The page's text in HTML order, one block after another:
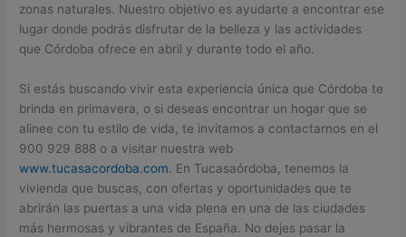
zonas naturales. Nuestro objetivo es ayudarte a encontrar ese
lugar donde podrás disfrutar de la belleza y las actividades
que Córdoba ofrece en abril y durante todo el año.
Si estás buscando vivir esta experiencia única que Córdoba te
brinda en primavera, o si deseas encontrar un hogar que se
alinee con tu estilo de vida, te invitamos a contactarnos en el
900 929 888 o a visitar nuestra web
www.tucasacordoba.com. En Tucasaórdoba, tenemos la
vivienda que buscas, con ofertas y oportunidades que te
abrirán las puertas a una vida plena en una de las ciudades
más hermosas y vibrantes de España. No dejes pasar la